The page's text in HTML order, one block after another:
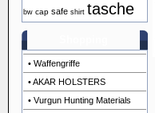
bw cap safe shirt tasche
• Waffengriffe
• AKAR HOLSTERS
• Vurgun Hunting Materials